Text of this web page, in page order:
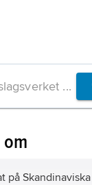
på Skandinaviska